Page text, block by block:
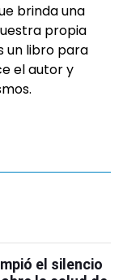
brinda una
propia
un libro para
el autor y
el silencio